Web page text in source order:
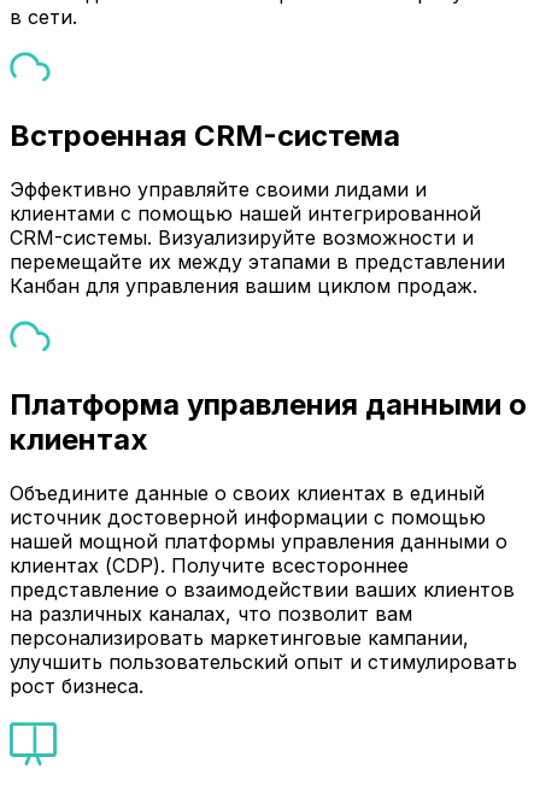
в сети.
Встроенная CRM-система
Эффективно управляйте своими лидами и
клиентами с помощью нашей интегрированной
CRM-системы. Визуализируйте возможности и
перемещайте их между этапами в представлении
Канбан для управления вашим циклом продаж.
Платформа управления данными о
клиентах
Объедините данные о своих клиентах в единый
источник достоверной информации с помощью
нашей мощной платформы управления данными о
клиентах (CDP). Получите всестороннее
представление о взаимодействии ваших клиентов
на различных каналах, что позволит вам
персонализировать маркетинговые кампании,
улучшить пользовательский опыт и стимулировать
рост бизнеса.